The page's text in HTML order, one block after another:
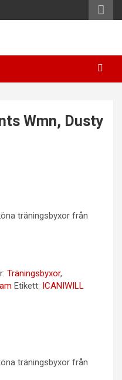
Wmn, Dusty
träningsbyxor från
Träningsbyxor,
Etikett: ICANIWILL
träningsbyxor från